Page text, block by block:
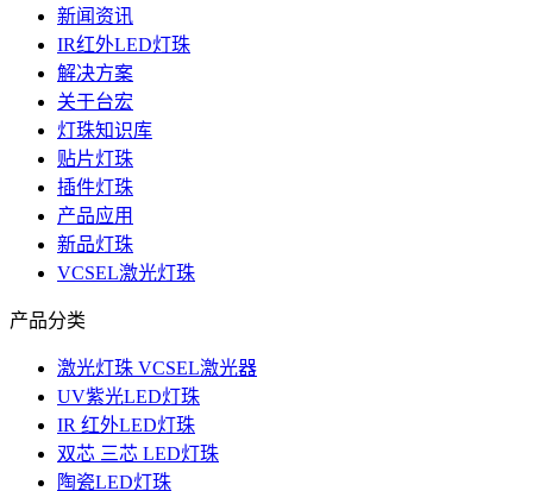
新闻资讯
IR红外LED灯珠
解决方案
关于台宏
灯珠知识库
贴片灯珠
插件灯珠
产品应用
新品灯珠
VCSEL激光灯珠
产品分类
激光灯珠 VCSEL激光器
UV紫光LED灯珠
IR 红外LED灯珠
双芯 三芯 LED灯珠
陶瓷LED灯珠